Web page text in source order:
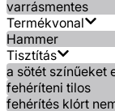
varrásmentes
Termékvonal
Hammer
Tisztítás
a sötét színűeket
fehéríteni tilos
fehérítés klórt